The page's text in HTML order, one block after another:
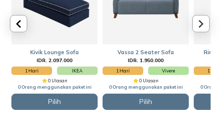
Kivik Lounge Sofa
IDR. 2.097.000
1 Hari
IKEA
0 Ulasan
0 Orang menggunakan paket ini
Pilih
Vassa 2 Seater Sofa
IDR. 1.950.000
1 Hari
Vivere
0 Ulasan
0 Orang menggunakan paket ini
Pilih
1 Hari
0 Orang